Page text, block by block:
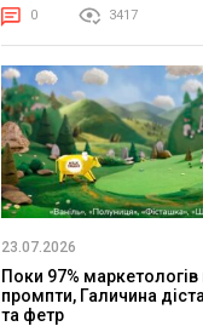
0 3417
23.07.2026
Поки 97%
промпти, Галичина
та фетр